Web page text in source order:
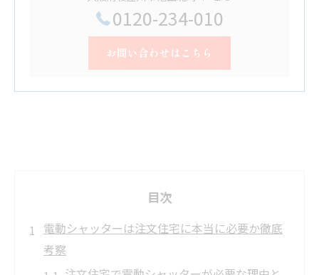
0120-234-010
お問い合わせはこちら
目次
電動シャッターは注文住宅に本当に必要か徹底
考察